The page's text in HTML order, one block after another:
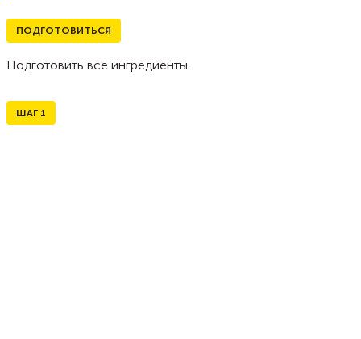
ПОДГОТОВИТЬСЯ
Подготовить все ингредиенты.
ШАГ 1